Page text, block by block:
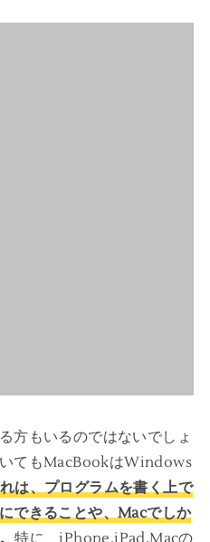
方もいるのではないでしょ
てもMacBookはWindows
は、プログラムを書く上で
できることや、Macでしか
特に、iPhone,iPad,Macの